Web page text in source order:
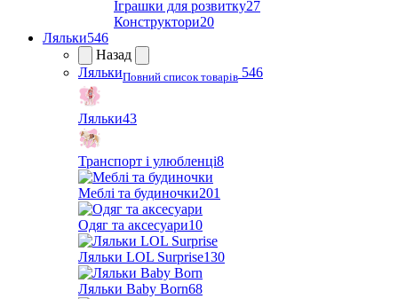
Іграшки для розвитку27
Конструктори20
Ляльки546
Назад
ЛялькиПовний список товарів 546
Ляльки43
Транспорт і улюбленці8
Меблі та будиночки201
Одяг та аксесуари10
Ляльки LOL Surprise130
Ляльки Baby Born68